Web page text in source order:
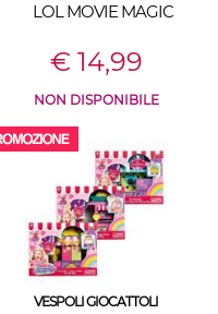
LOL MOVIE MAGIC
€ 14,99
NON DISPONIBILE
VESPOLI GIOCATTOLI